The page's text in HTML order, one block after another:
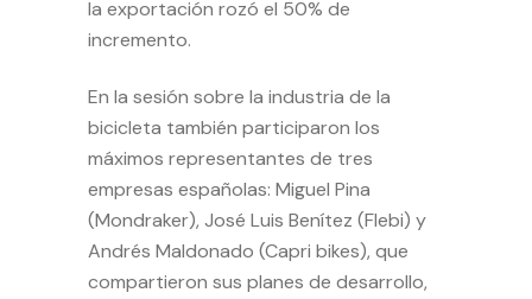
la exportación rozó el 50% de
incremento.
En la sesión sobre la industria de la
bicicleta también participaron los
máximos representantes de tres
empresas españolas: Miguel Pina
(Mondraker), José Luis Benítez (Flebi) y
Andrés Maldonado (Capri bikes), que
compartieron sus planes de desarrollo,